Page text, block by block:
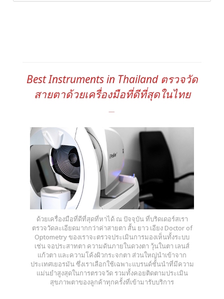
Best Instruments in Thailand ตรวจวัด
สายตาด้วยเครื่องมือที่ดีที่สุดในไทย
ด้วยเครื่องมือที่ดีที่สุดที่หาได้ ณ ปัจจุบัน ที่บริดเดอร์สเรา
ตรวจวัดละเอียดมากกว่าค่าสายตา สั้น ยาว เอียง Doctor of
Optometry ของเราจะตรวจประเมินการมองเห็นทั้งระบบ
เช่น จอประสาทตา ความดันภายในดวงตา วุ้นในตา เลนส์
แก้วตา และความโค้งผิวกระจกตา ส่วนใหญ่นำเข้าจาก
ประเทศเยอรมัน ซึ่งเราเลือกใช้เฉพาะแบรนด์ชั้นนำที่มีความ
แม่นยำสูงสุดในการตรวจวัด รวมทั้งคอยติดตามประเมิน
สุขภาพตาของลูกค้าทุกครั้งที่เข้ามารับบริการ